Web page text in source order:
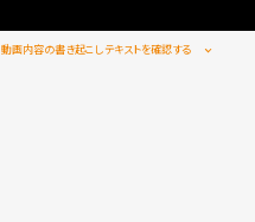
動画内容の書き起こしテキストを確認する